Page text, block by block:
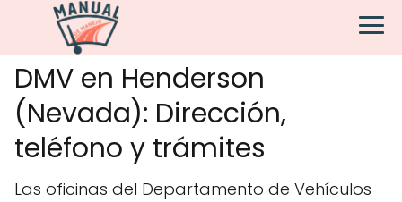
DMV en Henderson
(Nevada): Dirección,
teléfono y trámites
Las oficinas del Departamento de Vehículos